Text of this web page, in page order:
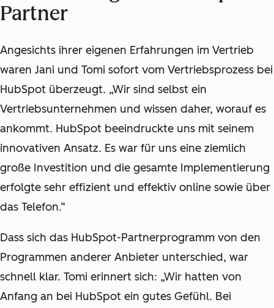
Partner
Angesichts ihrer eigenen Erfahrungen im Vertrieb
waren Jani und Tomi sofort vom Vertriebsprozess bei
HubSpot überzeugt. „Wir sind selbst ein
Vertriebsunternehmen und wissen daher, worauf es
ankommt. HubSpot beeindruckte uns mit seinem
innovativen Ansatz. Es war für uns eine ziemlich
große Investition und die gesamte Implementierung
erfolgte sehr effizient und effektiv online sowie über
das Telefon.“
Dass sich das HubSpot-Partnerprogramm von den
Programmen anderer Anbieter unterschied, war
schnell klar. Tomi erinnert sich: „Wir hatten von
Anfang an bei HubSpot ein gutes Gefühl. Bei